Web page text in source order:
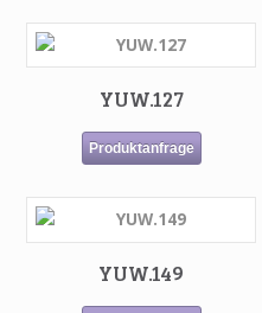
YUW.127
Produktanfrage
YUW.149